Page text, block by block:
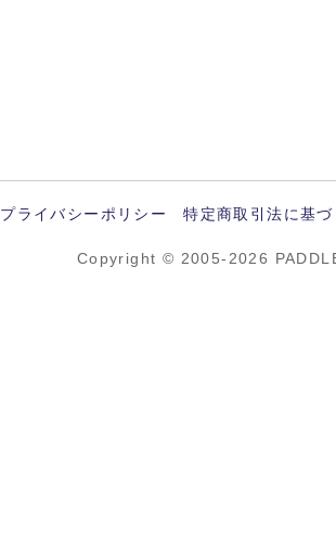
プライバシーポリシー 特定商取引法に基
Copyright © 2005-2026